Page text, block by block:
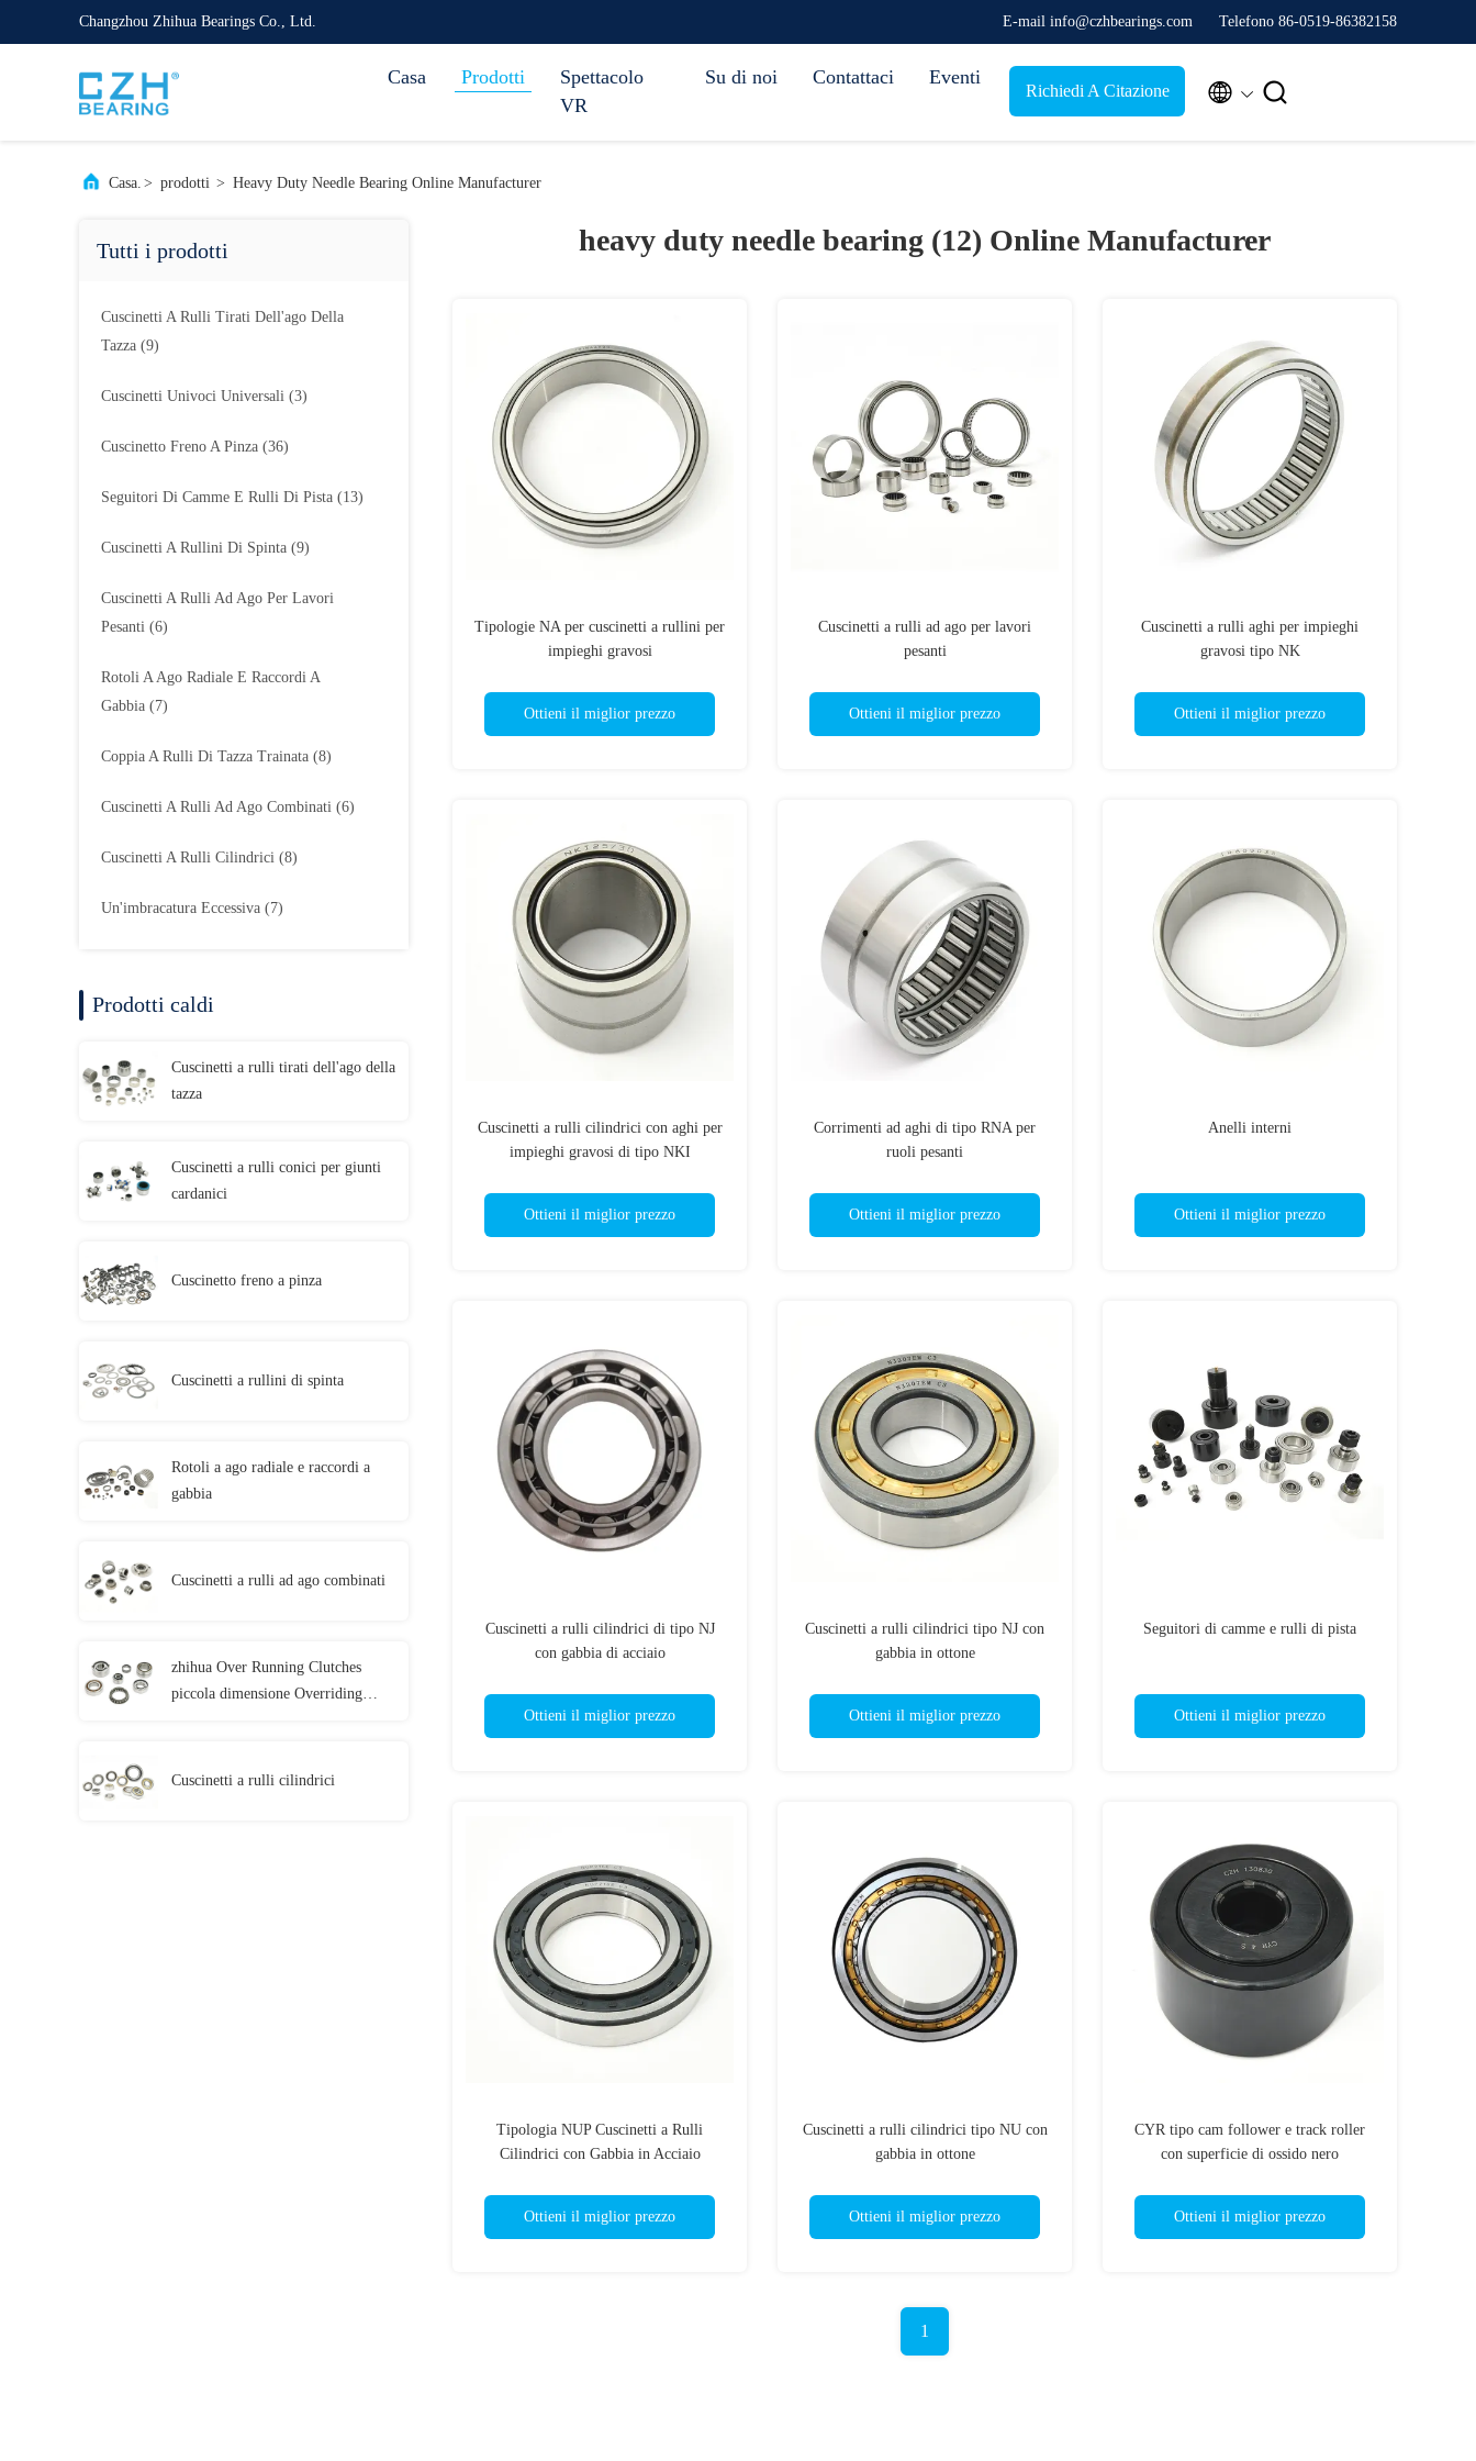
Changzhou Zhihua Bearings Co., Ltd. E-mail info@czhbearings.com Telefono 86-0519-86382158
Casa Prodotti
Spettacolo
VR
Su di noi Contattaci Eventi
Richiedi A Citazione  
Casa. > prodotti > Heavy Duty Needle Bearing Online Manufacturer
Tutti i prodotti
Cuscinetti A Rulli Tirati Dell'ago Della
Tazza (9)
Cuscinetti Univoci Universali (3)
Cuscinetto Freno A Pinza (36)
Seguitori Di Camme E Rulli Di Pista (13)
Cuscinetti A Rullini Di Spinta (9)
Cuscinetti A Rulli Ad Ago Per Lavori
Pesanti (6)
Rotoli A Ago Radiale E Raccordi A
Gabbia (7)
Coppia A Rulli Di Tazza Trainata (8)
Cuscinetti A Rulli Ad Ago Combinati (6)
Cuscinetti A Rulli Cilindrici (8)
Un'imbracatura Eccessiva (7)
Prodotti caldi
Cuscinetti a rulli tirati dell'ago della
tazza
Cuscinetti a rulli conici per giunti
cardanici
Cuscinetto freno a pinza
Cuscinetti a rullini di spinta
Rotoli a ago radiale e raccordi a
gabbia
Cuscinetti a rulli ad ago combinati
zhihua Over Running Clutches
piccola dimensione Overriding
Cuscinetti a rulli cilindrici
heavy duty needle bearing (12) Online Manufacturer
Tipologie NA per cuscinetti a rullini per
impieghi gravosi
Ottieni il miglior prezzo
Cuscinetti a rulli ad ago per lavori
pesanti
Ottieni il miglior prezzo
Cuscinetti a rulli aghi per impieghi
gravosi tipo NK
Ottieni il miglior prezzo
Cuscinetti a rulli cilindrici con aghi per
impieghi gravosi di tipo NKI
Ottieni il miglior prezzo
Corrimenti ad aghi di tipo RNA per
ruoli pesanti
Ottieni il miglior prezzo
Anelli interni
Ottieni il miglior prezzo
Cuscinetti a rulli cilindrici di tipo NJ
con gabbia di acciaio
Ottieni il miglior prezzo
Cuscinetti a rulli cilindrici tipo NJ con
gabbia in ottone
Ottieni il miglior prezzo
Seguitori di camme e rulli di pista
Ottieni il miglior prezzo
Tipologia NUP Cuscinetti a Rulli
Cilindrici con Gabbia in Acciaio
Ottieni il miglior prezzo
Cuscinetti a rulli cilindrici tipo NU con
gabbia in ottone
Ottieni il miglior prezzo
CYR tipo cam follower e track roller
con superficie di ossido nero
Ottieni il miglior prezzo
1